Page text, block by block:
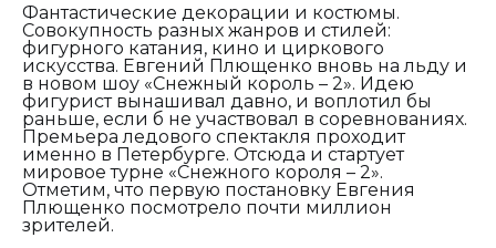
Фантастические декорации и костюмы.
Совокупность разных жанров и стилей:
фигурного катания, кино и циркового
искусства. Евгений Плющенко вновь на льду и
в новом шоу «Снежный король – 2». Идею
фигурист вынашивал давно, и воплотил бы
раньше, если б не участвовал в соревнованиях.
Премьера ледового спектакля проходит
именно в Петербурге. Отсюда и стартует
мировое турне «Снежного короля – 2».
Отметим, что первую постановку Евгения
Плющенко посмотрело почти миллион
зрителей.